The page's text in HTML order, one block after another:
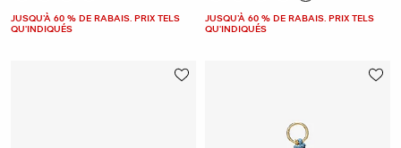
JUSQU’À 60 % DE RABAIS. PRIX TELS
QU'INDIQUÉS
JUSQU’À 60 % DE RABAIS. PRIX TELS
QU'INDIQUÉS